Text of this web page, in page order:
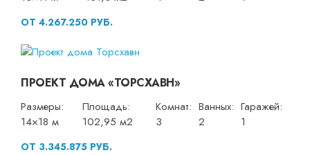
ОТ 4.267.250 РУБ.
ПРОЕКТ ДОМА «ТОРСХАВН»
Размеры:
14×18 м
Площадь:
102,95 м2
Комнат:
3
Ванных:
2
Гаражей:
1
ОТ 3.345.875 РУБ.